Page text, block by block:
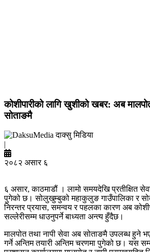
कोशीपारीको लागि खुशीको खबर: अब
सोताङमै
दाक्सु मिडिया
|
२०८२ असार ६
६ असार, काठमाडौं । लामो समयदेखि प्रतीक्षित सेवा
पुगेको छ। सोलुखुम्बुको महाकुलुङ गाउँपालिका र
निरन्तर प्रयास, समन्वय र पहलका कारण अब
सल्लेरीसम्म धाउनुपर्ने बाध्यता अन्त्य हुँदैछ।
मालपोत तथा नापी सेवा अब सोताङमै उपलब्ध हुने
गर्ने अन्तिम तयारी अन्तिम चरणमा पुगेको छ। यस